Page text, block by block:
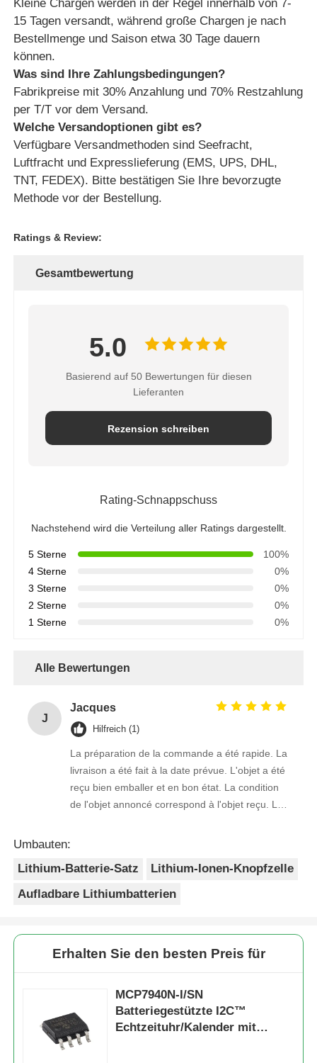
Kleine Chargen werden in der Regel innerhalb von 7-
15 Tagen versandt, während große Chargen je nach
Bestellmenge und Saison etwa 30 Tage dauern
können.
Was sind Ihre Zahlungsbedingungen?
Fabrikpreise mit 30% Anzahlung und 70% Restzahlung
per T/T vor dem Versand.
Welche Versandoptionen gibt es?
Verfügbare Versandmethoden sind Seefracht,
Luftfracht und Expresslieferung (EMS, UPS, DHL,
TNT, FEDEX). Bitte bestätigen Sie Ihre bevorzugte
Methode vor der Bestellung.
Ratings & Review:
Gesamtbewertung
5.0
Basierend auf 50 Bewertungen für diesen
Lieferanten
Rezension schreiben
Rating-Schnappschuss
Nachstehend wird die Verteilung aller Ratings dargestellt.
5 Sterne
100%
4 Sterne
0%
3 Sterne
0%
2 Sterne
0%
1 Sterne
0%
Alle Bewertungen
J
Jacques
Hilfreich (1)
La préparation de la commande a été rapide. La
livraison a été fait à la date prévue. L'objet a été
reçu bien emballer et en bon état. La condition
de l'objet annoncé correspond à l'objet reçu. Le
Umbauten:
Lithium-Batterie-Satz
Lithium-Ionen-Knopfzelle
Aufladbare Lithiumbatterien
Erhalten Sie den besten Preis für
MCP7940N-I/SN
Batteriegestützte I2C™
Echtzeituhr/Kalender mit